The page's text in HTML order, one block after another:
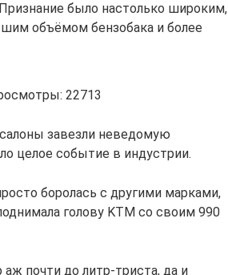
было настолько широким,
объёмом бензобака и более
22713
завезли неведомую
целое событие в индустрии.
боролась с другими марками,
голову KTM со своим 990
почти до литр-триста, да и